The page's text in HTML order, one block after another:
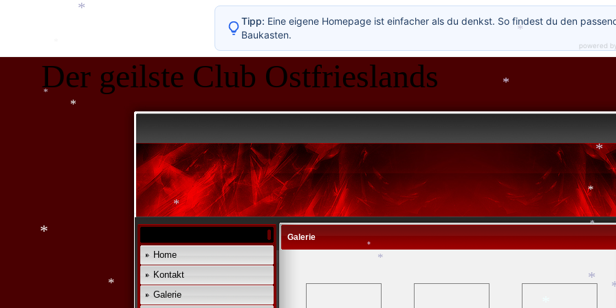
Der geilste Club Ostfrieslands
Home
Kontakt
Galerie
Galerie
Tipp: Eine eigene Homepage ist einfacher als du denkst. So findest du den
Baukasten.
powered
*
*
*
*
*
*
*
*
*